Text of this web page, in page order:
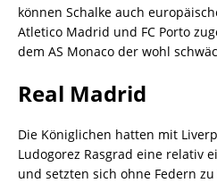
können Schalke auch
Atletico Madrid und FC Porto
dem AS Monaco der wohl
Real Madrid
Die Königlichen hatten mit
Ludogorez Rasgrad eine relativ
und setzten sich ohne Federn